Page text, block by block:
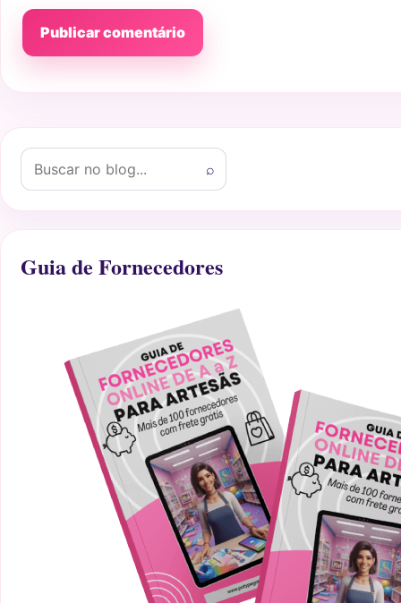
Buscar por:
⌕
Guia de Fornecedores